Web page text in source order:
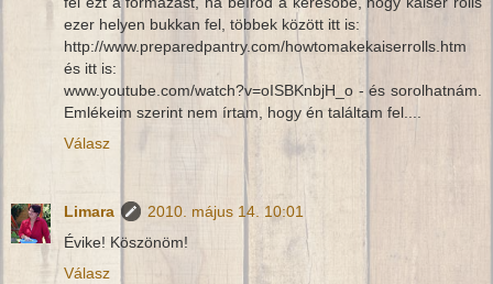
ezer helyen bukkan fel, többek között itt is:
http://www.preparedpantry.com/howtomakekaiserrolls.htm
és itt is:
www.youtube.com/watch?v=oISBKnbjH_o - és sorolhatnám.
Emlékeim szerint nem írtam, hogy én találtam fel....
Válasz
Limara
2010. május 14. 10:01
Évike! Köszönöm!
Válasz